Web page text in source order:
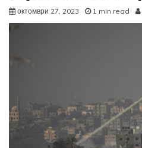
октомври 27, 2023 1 min read